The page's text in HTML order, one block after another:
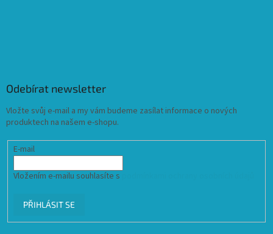
Odebírat newsletter
Vložte svůj e-mail a my vám budeme zasílat informace o nových
produktech na našem e-shopu.
E-mail
Vložením e-mailu souhlasíte s
PŘIHLÁSIT SE